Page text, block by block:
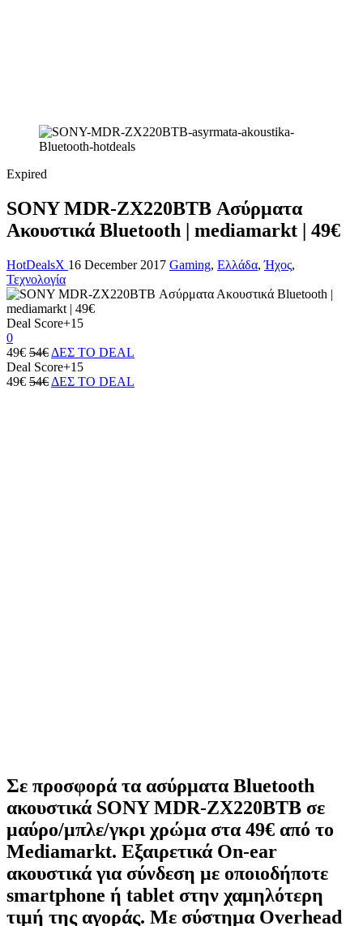
Expired
SONY MDR-ZX220BTB Ασύρματα
Ακουστικά Bluetooth | mediamarkt | 49€
HotDealsX 16 December 2017 Gaming, Ελλάδα,Ήχος,
Τεχνολογία
Deal Score+15
0
49€ 54€ ΔΕΣ ΤΟ DEAL
Deal Score+15
49€ 54€ ΔΕΣ ΤΟ DEAL
Σε προσφορά τα ασύρματα Bluetooth
ακουστικά SONY MDR-ZX220BTB σε
μαύρο/μπλε/γκρι χρώμα στα 49€ από το
Mediamarkt. Εξαιρετικά On-ear
ακουστικά για σύνδεση με οποιοδήποτε
smartphone ή tablet στην χαμηλότερη
τιμή της αγοράς. Με σύστημα Overhead